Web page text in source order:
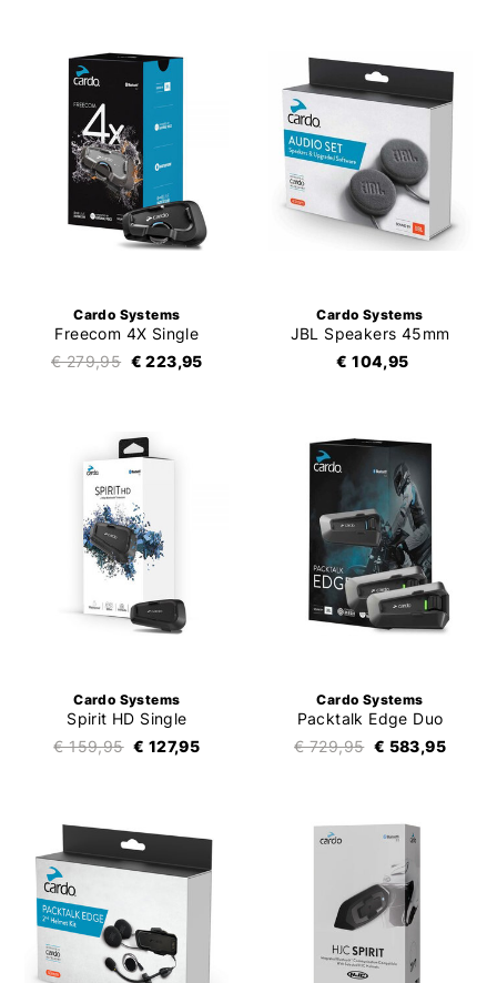
Cardo Systems
Freecom 4X Single
€ 279,95 € 223,95
Cardo Systems
JBL Speakers 45mm
€ 104,95
Cardo Systems
Spirit HD Single
€ 159,95 € 127,95
Cardo Systems
Packtalk Edge Duo
€ 729,95 € 583,95